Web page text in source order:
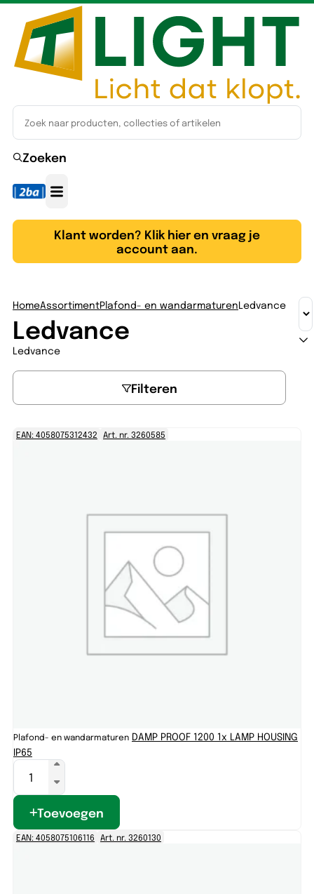
Zoeken
Klant worden? Klik hier en vraag je
account aan.
HomeAssortimentPlafond- en wandarmaturenLedvance
Ledvance
Ledvance
Filteren
EAN: 4058075312432 Art. nr. 3260585
Plafond- en wandarmaturen DAMP PROOF 1200 1x LAMP HOUSING
IP65
Toevoegen
EAN: 4058075106116 Art. nr. 3260130